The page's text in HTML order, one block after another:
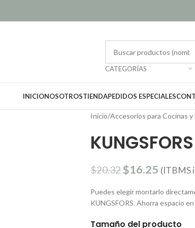
CATEGORÍAS
INICIONOSOTROSTIENDAPEDIDOS ESPECIALES
Inicio/Accesorios para Cocinas y
$20.32$16.25 (ITBMS
Puedes elegir montarlo
KUNGSFORS. Ahorra espacio
Tamaño del producto